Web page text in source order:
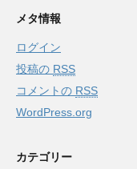
メタ情報
ログイン
投稿の RSS
コメントの RSS
WordPress.org
カテゴリー